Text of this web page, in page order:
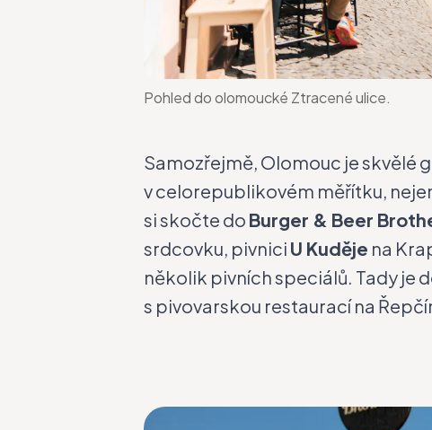
Pohled do olomoucké Ztracené ulice.
Samozřejmě, Olomouc je skvělé
v celorepublikovém měřítku,
si skočte do Burger & Beer
srdcovku, pivnici U Kuděje na
několik pivních speciálů. Tady je
s pivovarskou restaurací na